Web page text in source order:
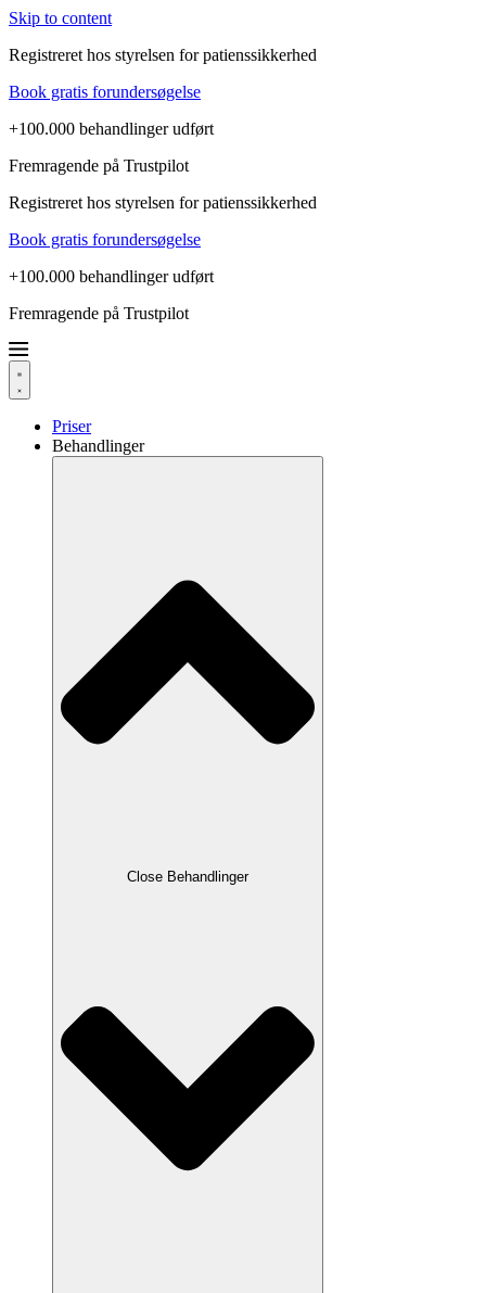
Skip to content
Registreret hos styrelsen for patienssikkerhed
Book gratis forundersøgelse
+100.000 behandlinger udført
Fremragende på Trustpilot
Registreret hos styrelsen for patienssikkerhed
Book gratis forundersøgelse
+100.000 behandlinger udført
Fremragende på Trustpilot
Priser
Behandlinger
Close Behandlinger